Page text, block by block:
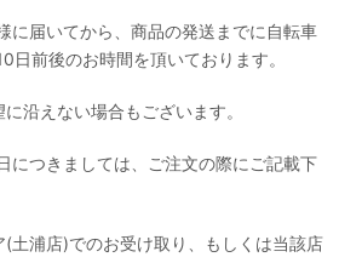
に届いてから、商品の発送までに自転車
日前後のお時間を頂いております。
沿えない場合もございます。
につきましては、ご注文の際にご記載下
土浦店)でのお受け取り、もしくは当該店